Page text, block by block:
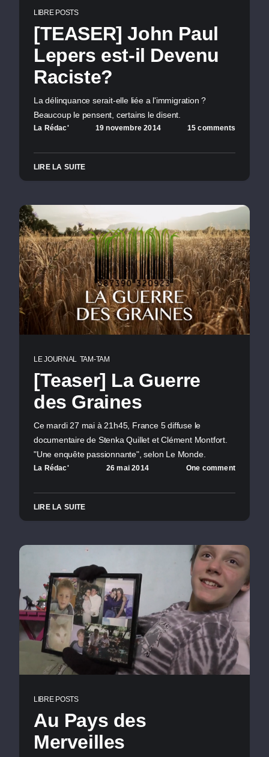
LIBRE POSTS
[TEASER] John Paul
Lepers est-il Devenu
Raciste?
La délinquance serait-elle liée a l'immigration ?
Beaucoup le pensent, certains le disent.
La Rédac' 19 novembre 2014 15 comments
LIRE LA SUITE
LE JOURNAL TAM-TAM
[Teaser] La Guerre
des Graines
Ce mardi 27 mai à 21h45, France 5 diffuse le
documentaire de Stenka Quillet et Clément Montfort.
"Une enquête passionnante", selon Le Monde.
La Rédac' 26 mai 2014 One comment
LIRE LA SUITE
LIBRE POSTS
Au Pays des
Merveilles